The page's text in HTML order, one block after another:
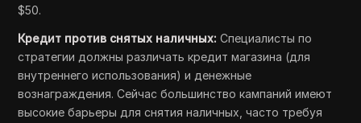
$50.
Кредит против снятых наличных: Специалисты по
стратегии должны различать кредит магазина (для
внутреннего использования) и денежные
вознаграждения. Сейчас большинство кампаний имеют
высокие барьеры для снятия наличных, часто требуя